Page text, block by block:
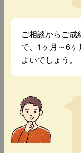
ご相談からご成
で、1ヶ月～6
よいでしょう。